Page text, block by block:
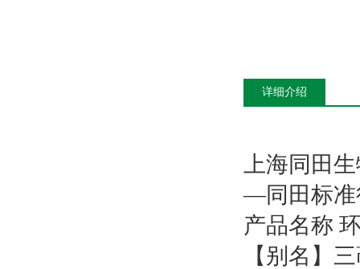
详细介绍
上海同田
—同田标准
产品名称
【别名】